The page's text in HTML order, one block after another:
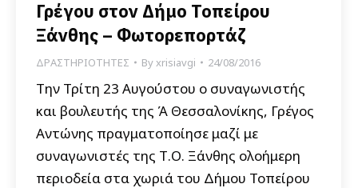
Γρέγου στον Δήμο Τοπείρου
Ξάνθης – Φωτορεπορτάζ
ΔΡΑΣΤΗΡΙΟΤΗΤΕΣ Byxrisiavgi 24/08/2016
Την Τρίτη 23 Αυγούστου ο συναγωνιστής
και βουλευτής της Ά Θεσσαλονίκης, Γρέγος
Αντώνης πραγματοποίησε μαζί με
συναγωνιστές της Τ.Ο. Ξάνθης ολοήμερη
περιοδεία στα χωριά του Δήμου Τοπείρου